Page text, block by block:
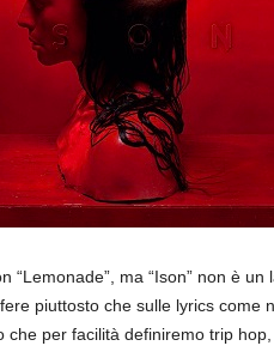
“Lemonade”, ma “Ison” non è
piuttosto che sulle lyrics come
che per facilità definiremo trip